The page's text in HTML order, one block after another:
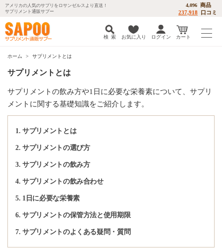
アメリカの人気のサプリをロサンゼルスより直送！
サプリメント通販サプー
4,096 商品
237,918 口コミ
検 索 お気に入り ログイン カート
ホーム サプリメントとは
サプリメントとは
サプリメントの飲み方や1日に必要な栄養素について、サプリ
メントに関する基礎知識をご紹介します。
1. サプリメントとは
2. サプリメントの選び方
3. サプリメントの飲み方
4. サプリメントの飲み合わせ
5. 1日に必要な栄養素
6. サプリメントの保管方法と使用期限
7. サプリメントのよくある疑問・質問